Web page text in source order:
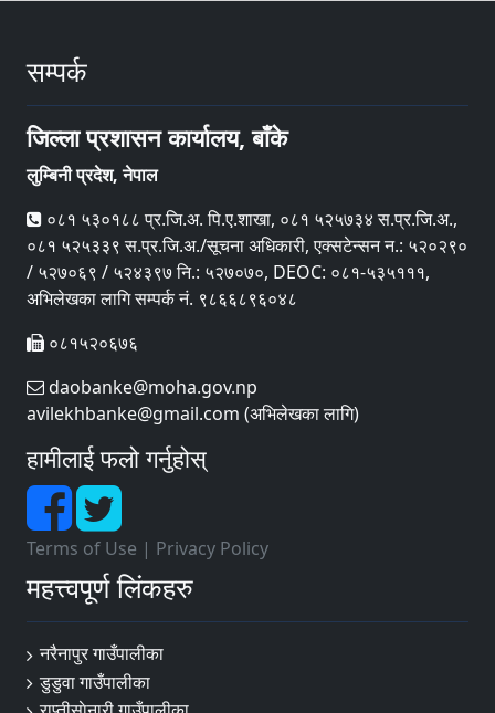
सम्पर्क
जिल्ला प्रशासन कार्यालय, बाँके
लुम्बिनी प्रदेश, नेपाल
०८१ ५३०१८८ प्र.जि.अ. पि‍.ए.शाखा, ०८१ ५२५७३४ स.प्र.जि.अ.,
०८१ ५२५३३९ स.प्र.जि.अ./सूचना अधिकारी, एक्सटेन्सन न.: ५२०२९०
/ ५२७०६९ / ५२४३९७ नि.: ५२७०७०, DEOC: ०८१-५३५१११,
अभिलेखका लागि सम्पर्क नं. ९८६६८९६०४८
०८१५२०६७६
daobanke@moha.gov.np
avilekhbanke@gmail.com (अभिलेखका लागि)
हामीलाई फलो गर्नुहोस्
Terms of Use | Privacy Policy
महत्त्वपूर्ण लिंकहरु
नरैनापुर गाउँपालीका
डुडुवा गाउँपालीका